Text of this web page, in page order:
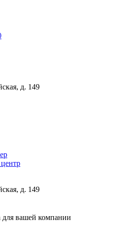
д. 149
д. 149
вашей компании